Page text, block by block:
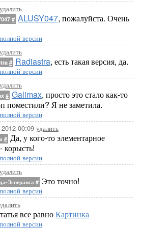
удалить
# ALUSY047, пожалуйста. Очень
версии
удалить
# Radiastra, есть такая версия, да.
версии
удалить
# Galimax, просто это стало как-то
поместили? Я не заметила.
версии
00:09 удалить
# Да, у кого-то элементарное
корысть!
версии
удалить
Эсперанса # Это точно!
версии
все равноКартинка
версии